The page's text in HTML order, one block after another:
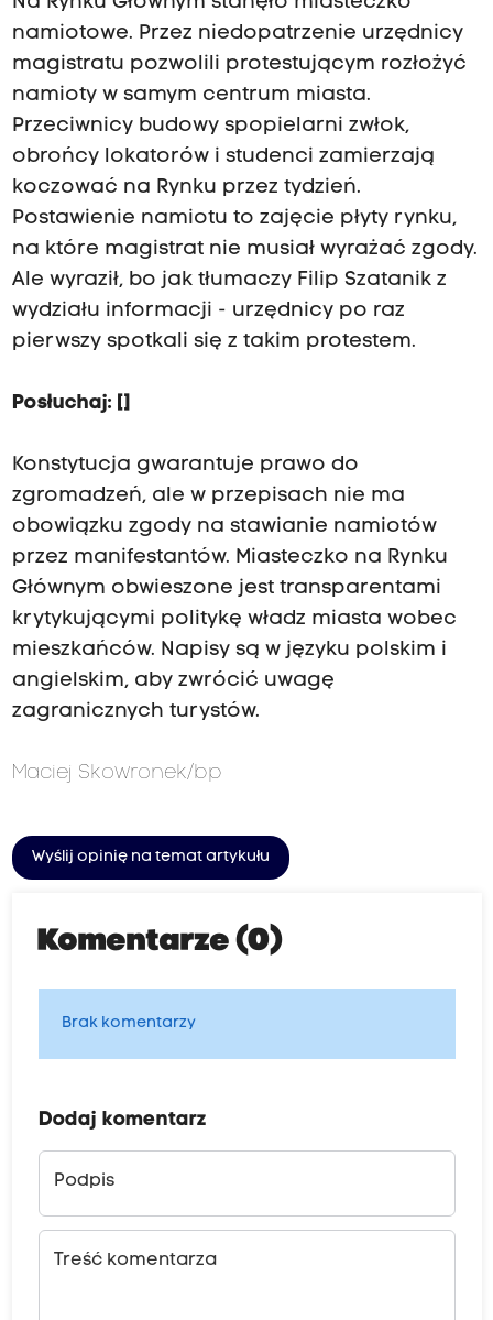
namiotowe. Przez niedopatrzenie urzędnicy
magistratu pozwolili protestującym rozłożyć
namioty w samym centrum miasta.
Przeciwnicy budowy spopielarni zwłok,
obrońcy lokatorów i studenci zamierzają
koczować na Rynku przez tydzień.
Postawienie namiotu to zajęcie płyty rynku,
na które magistrat nie musiał wyrażać zgody.
Ale wyraził, bo jak tłumaczy Filip Szatanik z
wydziału informacji - urzędnicy po raz
pierwszy spotkali się z takim protestem.
Posłuchaj: []
Konstytucja gwarantuje prawo do
zgromadzeń, ale w przepisach nie ma
obowiązku zgody na stawianie namiotów
przez manifestantów. Miasteczko na Rynku
Głównym obwieszone jest transparentami
krytykującymi politykę władz miasta wobec
mieszkańców. Napisy są w języku polskim i
angielskim, aby zwrócić uwagę
zagranicznych turystów.
Maciej Skowronek/bp
Wyślij opinię na temat artykułu
Komentarze (0)
Brak komentarzy
Dodaj komentarz
Podpis
Treść komentarza